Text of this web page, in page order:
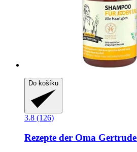
Do košíku
3.8 (126)
Rezepte der Oma Gertrude